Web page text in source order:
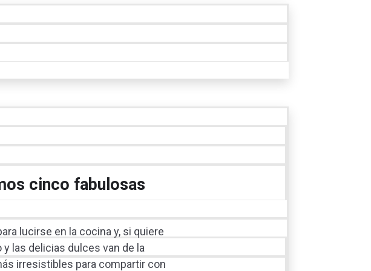
cinco fabulosas
lucirse en la cocina y, si quiere
las delicias dulces van de la
irresistibles para compartir con